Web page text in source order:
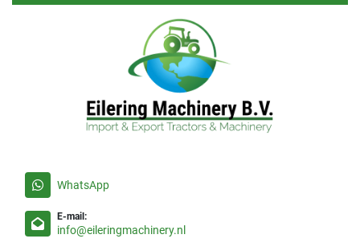
WhatsApp
E-mail:
info@eileringmachinery.nl